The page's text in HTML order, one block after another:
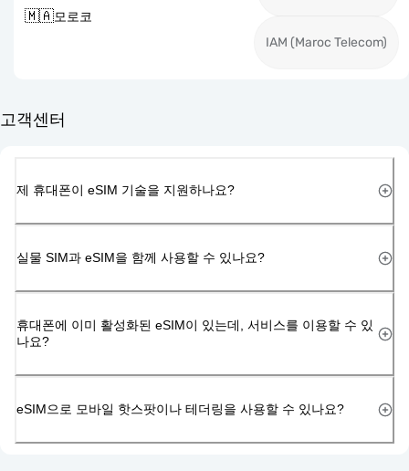
🇲🇦모로코
IAM (Maroc Telecom)
고객센터
제 휴대폰이 eSIM 기술을 지원하나요?
실물 SIM과 eSIM을 함께 사용할 수 있나요?
휴대폰에 이미 활성화된 eSIM이 있는데, 서비스를 이용할 수 있
나요?
eSIM으로 모바일 핫스팟이나 테더링을 사용할 수 있나요?